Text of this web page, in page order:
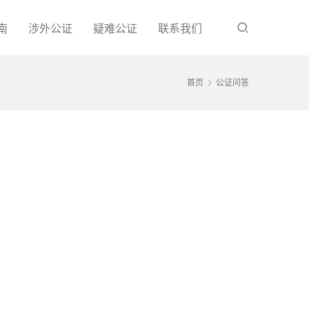
涉外公证 疑难公证 联系我们
首页 公证问答